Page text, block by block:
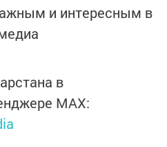
и интересным в
в
MАХ: